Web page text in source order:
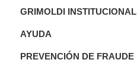
GRIMOLDI INSTITUCIONAL
AYUDA
PREVENCIÓN DE FRAUDE